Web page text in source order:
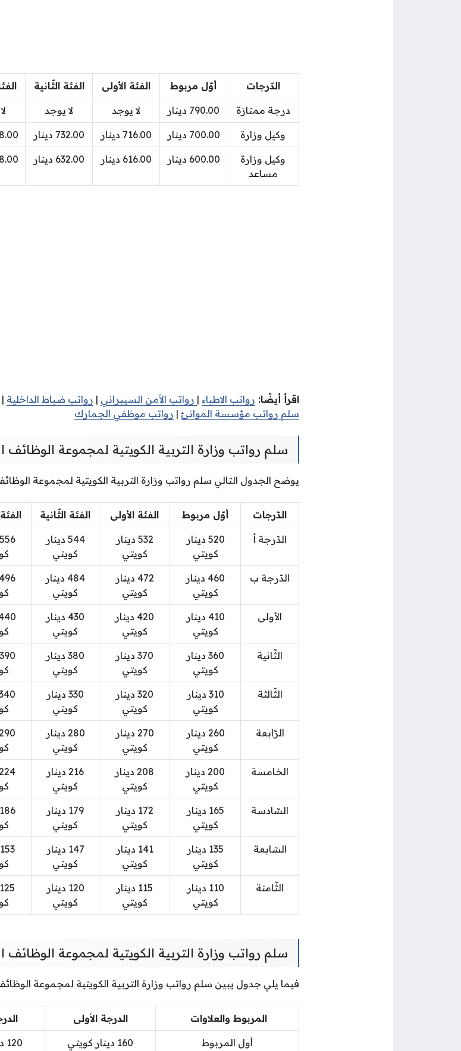
الدّرجات أوّل مربوط الفئة الأولى الفئة الثّانية
درجة ممتازة 790.00 دينار لا يوجد لا يوجد
وكيل وزارة 700.00 دينار 716.00 دينار 732.00 دينار 748.00
وكيل وزارة
مساعد
600.00 دينار 616.00 دينار 632.00 دينار 648.00
اقرأ أيضًا: رواتب الاطباء | رواتب الأمن السيبراني | رواتب ضباط الداخلية |
سلم رواتب مؤسسة الموانئ | رواتب موظفي الجمارك
سلم رواتب وزارة التربية الكويتية لمجموعة الوظائف
يوضح الجدول التالي سلم رواتب وزارة التربية الكويتية لمجموعة
الدّرجات أوّل مربوط الفئة الأولى الفئة الثّانية
الدّرجة أ
520 دينار
كويتي
532 دينار
كويتي
544 دينار
كويتي
الدّرجة ب
460 دينار
كويتي
472 دينار
كويتي
484 دينار
كويتي
الأولى
410 دينار
كويتي
420 دينار
كويتي
430 دينار
كويتي
الثّانية
360 دينار
كويتي
370 دينار
كويتي
380 دينار
كويتي
الثّالثة
310 دينار
كويتي
320 دينار
كويتي
330 دينار
كويتي
الرّابعة
260 دينار
كويتي
270 دينار
كويتي
280 دينار
كويتي
الخامسة
200 دينار
كويتي
208 دينار
كويتي
216 دينار
كويتي
السّادسة
165 دينار
كويتي
172 دينار
كويتي
179 دينار
كويتي
السّابعة
135 دينار
كويتي
141 دينار
كويتي
147 دينار
كويتي
الثّامنة
110 دينار
كويتي
115 دينار
كويتي
120 دينار
كويتي
سلم رواتب وزارة التربية الكويتية لمجموعة الوظائف
فيما يلي جدول يبين سلم رواتب وزارة التربية الكويتية لمجموعة
المربوط والعلاوات الدرجة الأولى
أول المربوط 160 دينار كويتي‏ 120 دينار كويتي‏